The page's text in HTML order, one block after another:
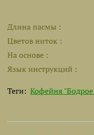
Длина пасмы
Цветов ниток
На основе
Язык инструкций
Теги: Кофейня